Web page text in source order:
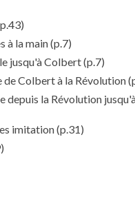
à la main(p.7)
jusqu'à Colbert(p.7)
de Colbert à la Révolution
depuis la Révolution
imitation(p.31)